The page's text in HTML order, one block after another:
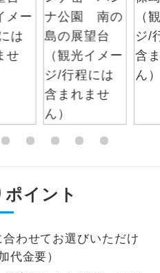
イント
わせてお選びいただけ
代金要）
テルに大浴場が付いています。
食事が付いていますので、お食
はいりません。（機内食を除
てゆっくりとお召し上がりいた
を気にせず、ガイドさんの説明
出発可能な個人型プランで
出発可能な個人型プランで
ますので、コールセ
のお申し込みはでき